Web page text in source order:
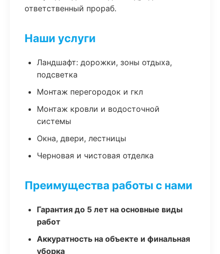
ответственный прораб.
Наши услуги
Ландшафт: дорожки, зоны отдыха,
подсветка
Монтаж перегородок и гкл
Монтаж кровли и водосточной
системы
Окна, двери, лестницы
Черновая и чистовая отделка
Преимущества работы с нами
Гарантия до 5 лет на основные виды
работ
Аккуратность на объекте и финальная
уборка